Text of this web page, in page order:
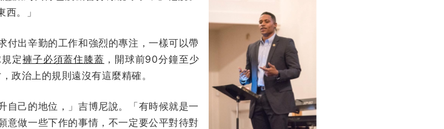
。」
付出辛勤的工作和強烈的專注，一樣可以帶
定褲子必須蓋住膝蓋 ，開球前90分鐘至少
政治上的規則遠沒有這麼精確。
自己的地位，」吉博尼說。「有時候就是一
意做一些下作的事情，不一定要公平對待對